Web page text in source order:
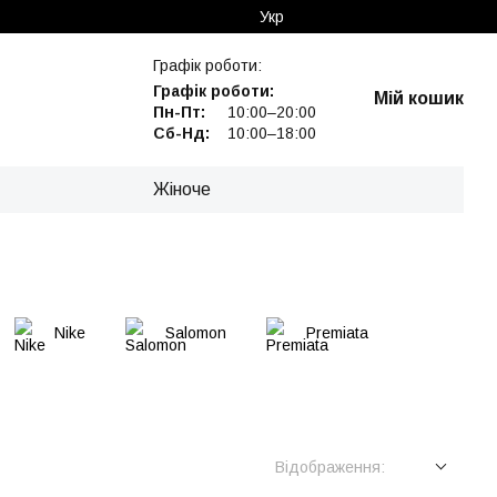
Укр
Графік роботи:
Графік роботи:
Пн-Пт:
10:00–20:00
Сб-Нд:
10:00–18:00
Мій кошик
Жіноче
Nike Salomon Premiata
Відображення: